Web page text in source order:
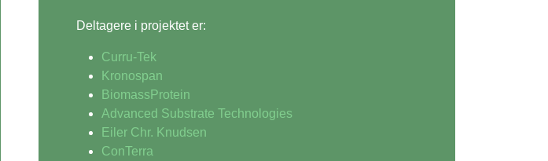
Deltagere i projektet er:
Curru-Tek
Kronospan
BiomassProtein
Advanced Substrate Technologies
Eiler Chr. Knudsen
ConTerra